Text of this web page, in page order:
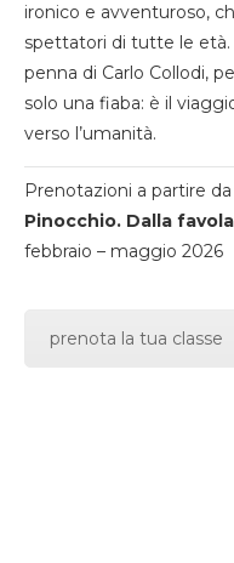
ironico e avventuroso,
spettatori di tutte le età.
penna di Carlo Collodi,
solo una fiaba: è il
verso l’umanità.
Prenotazioni a partire
Pinocchio. Dalla
febbraio – maggio 2026
prenota la tua classe